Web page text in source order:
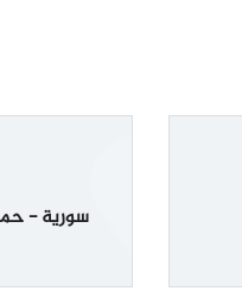
سورية -